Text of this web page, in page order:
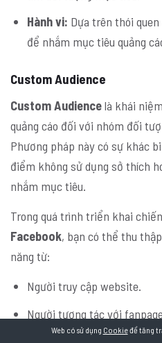
Hành vi: Dựa trên thói
để nhắm mục tiêu quảng
Custom Audience
Custom Audiencelà khái
quảng cáo đối với nhóm đối
Phương pháp này có sự khác
điểm không sử dụng sở thích
nhắm mục tiêu.
Trong quá trình triển khai
Facebook, bạn có thể thu
năng từ:
Người truy cập website.
Người tương tác với
hoặc thích bài viết.
Web có sử dụng Cookieđể tăng